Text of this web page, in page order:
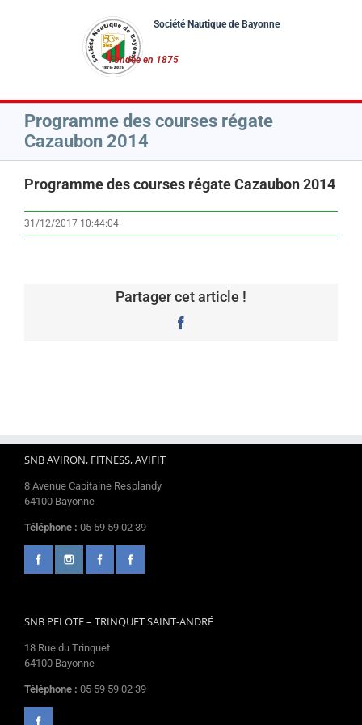
Programme des courses régate
Cazaubon 2014
Programme des courses régate Cazaubon 2014
31/12/2017 10:44:04
Partager cet article !
SNB AVIRON, FITNESS, AVIFIT
8 Avenue Capitaine Resplandy
64100 Bayonne
Téléphone : 05 59 59 02 39
SNB PELOTE – TRINQUET SAINT-ANDRÉ
18 Rue du Trinquet
64100 Bayonne
Téléphone : 05 59 59 02 39